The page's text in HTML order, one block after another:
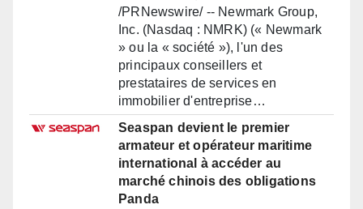
/PRNewswire/ -- Newmark Group,
Inc. (Nasdaq : NMRK) (« Newmark
» ou la « société »), l'un des
principaux conseillers et
prestataires de services en
immobilier d'entreprise…
Seaspan devient le premier
armateur et opérateur maritime
international à accéder au
marché chinois des obligations
Panda